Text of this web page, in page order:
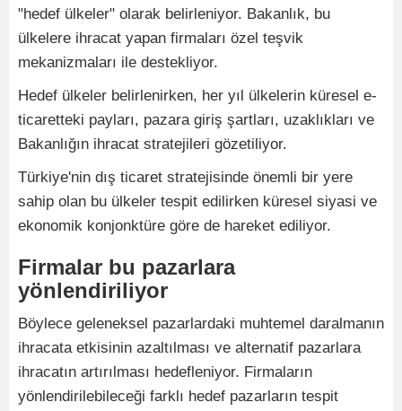
"hedef ülkeler" olarak belirleniyor. Bakanlık, bu
ülkelere ihracat yapan firmaları özel teşvik
mekanizmaları ile destekliyor.
Hedef ülkeler belirlenirken, her yıl ülkelerin küresel e-
ticaretteki payları, pazara giriş şartları, uzaklıkları ve
Bakanlığın ihracat stratejileri gözetiliyor.
Türkiye'nin dış ticaret stratejisinde önemli bir yere
sahip olan bu ülkeler tespit edilirken küresel siyasi ve
ekonomik konjonktüre göre de hareket ediliyor.
Firmalar bu pazarlara
yönlendiriliyor
Böylece geleneksel pazarlardaki muhtemel daralmanın
ihracata etkisinin azaltılması ve alternatif pazarlara
ihracatın artırılması hedefleniyor. Firmaların
yönlendirilebileceği farklı hedef pazarların tespit